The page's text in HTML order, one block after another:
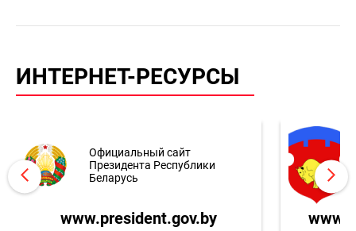
ИНТЕРНЕТ-РЕСУРСЫ
Официальный сайт
Президента Республики
Беларусь
www.president.gov.by